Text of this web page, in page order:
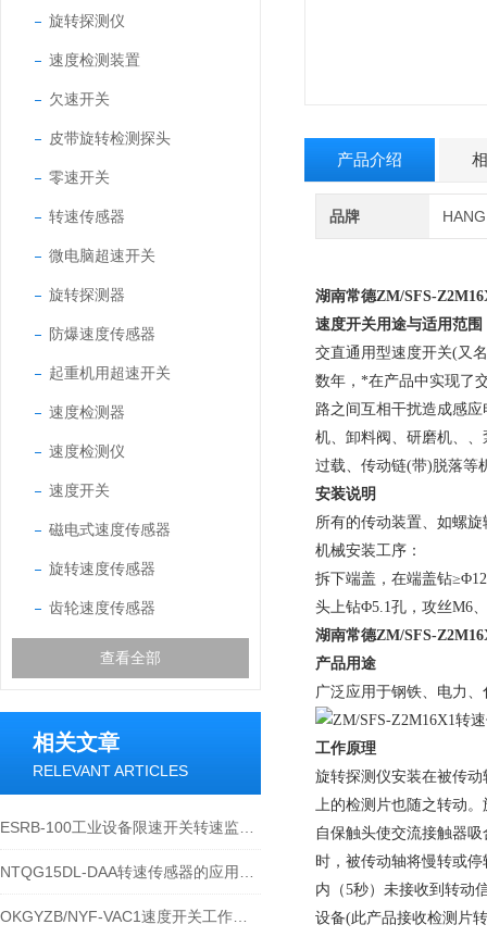
旋转探测仪
速度检测装置
欠速开关
皮带旋转检测探头
零速开关
转速传感器
微电脑超速开关
旋转探测器
防爆速度传感器
起重机用超速开关
速度检测器
速度检测仪
速度开关
磁电式速度传感器
旋转速度传感器
齿轮速度传感器
查看全部
相关文章
RELEVANT ARTICLES
产品介绍
品牌
湖南常德ZM/SFS-
速度开关用途与适用范围
交直通用型速度开关(又
数年，*在产品中实现了
路之间互相干扰造成感
机、卸料阀、研磨机、
过载、传动链(带)脱落等
安装说明
所有的传动装置、如螺
机械安装工序：
拆下端盖，在端盖钻
头上钻Φ5.1孔，攻丝M6
湖南常德ZM/SFS-
产品用途
广泛应用于钢铁、电力
工作原理
旋转探测仪安装在被传
上的检测片也随之转动
自保触头使交流接触器
时，被传动轴将慢转或
内（5秒）未接收到转动
设备(此产品接收检测片